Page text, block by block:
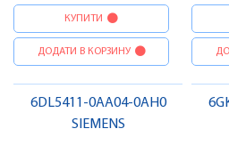
КУПИТИ
ДОДАТИ В КОРЗИНУ
6DL5411-0AA04-0AH0
SIEMENS